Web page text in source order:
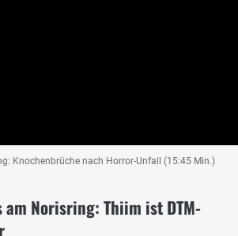
Knochenbrüche nach Horror-Unfall (15:45 Min.)
am Norisring: Thiim ist DTM-